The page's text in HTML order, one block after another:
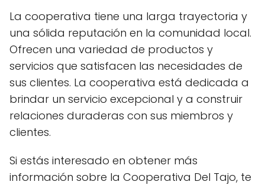
La cooperativa tiene una larga trayectoria y
una sólida reputación en la comunidad local.
Ofrecen una variedad de productos y
servicios que satisfacen las necesidades de
sus clientes. La cooperativa está dedicada a
brindar un servicio excepcional y a construir
relaciones duraderas con sus miembros y
clientes.
Si estás interesado en obtener más
información sobre la Cooperativa Del Tajo, te